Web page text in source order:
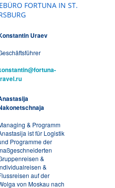
FORTUNA IN ST.
Uraev
& Programm
ist für Logistik
Programme der
&
&
auf der
von Moskau nach